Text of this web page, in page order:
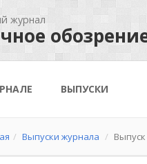
журнал
ВЫПУСКИ
Выпуски журнала